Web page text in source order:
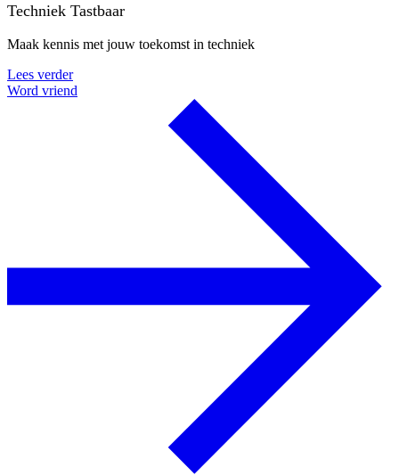
Techniek Tastbaar
Maak kennis met jouw toekomst in techniek
Lees verder
Word vriend